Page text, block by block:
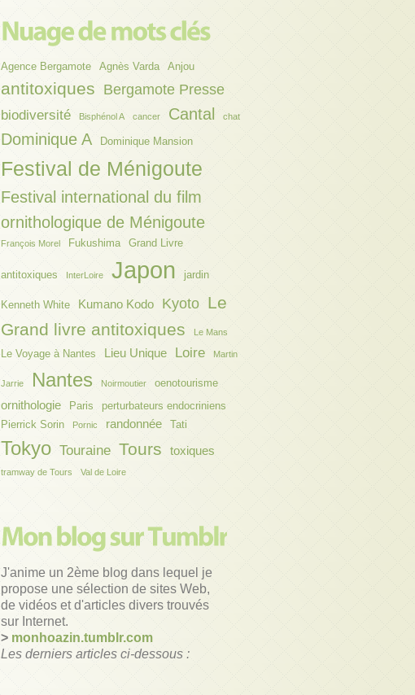
Agence Bergamote Agnès Varda Anjou
antitoxiques Bergamote Presse
biodiversité Bisphénol A cancer Cantal chat
Dominique A Dominique Mansion
Festival de Ménigoute
Festival international du film
ornithologique de Ménigoute
François Morel Fukushima Grand Livre
antitoxiques InterLoire Japon jardin
Kenneth White Kumano Kodo Kyoto Le
Grand livre antitoxiques
Le Mans
Le Voyage à Nantes Lieu Unique Loire Martin
Jarrie Nantes Noirmoutier oenotourisme
ornithologie Paris
perturbateurs endocriniens
Pierrick Sorin
Pornic randonnée Tati
Tokyo Touraine Tours toxiques
tramway de Tours Val de Loire
J'anime un 2ème blog dans lequel je
propose une sélection de sites Web,
de vidéos et d'articles divers trouvés
sur Internet.
> monhoazin.tumblr.com
Les derniers articles ci-dessous :